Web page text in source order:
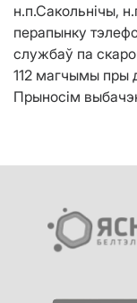
н.п.Сакольнічы,
перапынку
службаў па
112 магчымы пры
Прыносім